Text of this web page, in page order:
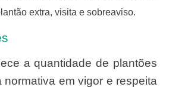
extra, visita e sobreaviso.
em vigor e respeita